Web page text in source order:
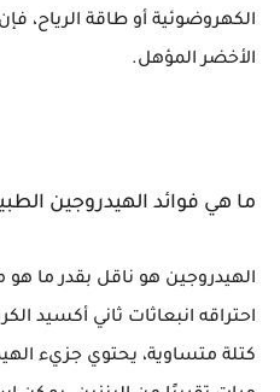
الكهروضوئية أو طاقة الرياح،
الأخضر المؤهل.
ما هي فوائد الهيدروجين
الهيدروجين هو ناقل بقدر ما
احتراقه انبعاثات ثاني أكسيد
كتلة متساوية، يحتوي جزيء